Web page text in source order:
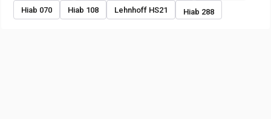
Hiab 070 Hiab 108 Lehnhoff HS21 Hiab 288